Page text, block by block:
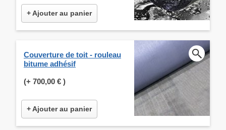
+ Ajouter au panier
Couverture de toit - rouleau
bitume adhésif
(+ 700,00 € )
+ Ajouter au panier